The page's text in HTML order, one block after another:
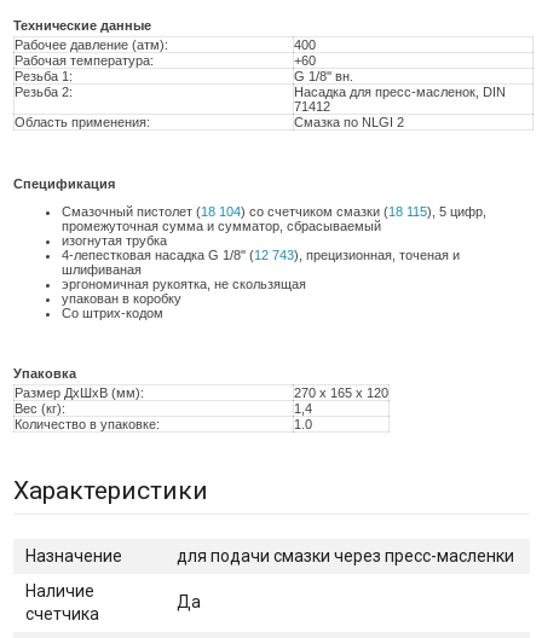
Технические данные
Рабочее давление (атм):
400
Рабочая температура:
+60
Резьба 1:
G 1/8'' вн.
Резьба 2:
Насадка для пресс-масленок, DIN
71412
Область применения:
Смазка по NLGI 2
Спецификация
Смазочный пистолет (18 104) со счетчиком смазки (18 115) , 5 цифр,
промежуточная сумма и сумматор, сбрасываемый
изогнутая трубка
4-лепестковая насадка G 1/8'' (12 743) , прецизионная, точеная и
шлифиваная
эргономичная рукоятка, не скользящая
упакован в коробку
Cо штрих-кодом
Упаковка
Размер ДхШхВ (мм):
270 x 165 x 120
Вес (кг):
1,4
Количество в упаковке:
1.0
Характеристики
Назначение
для подачи смазки через пресс-масленки
Наличие
счетчика
Да